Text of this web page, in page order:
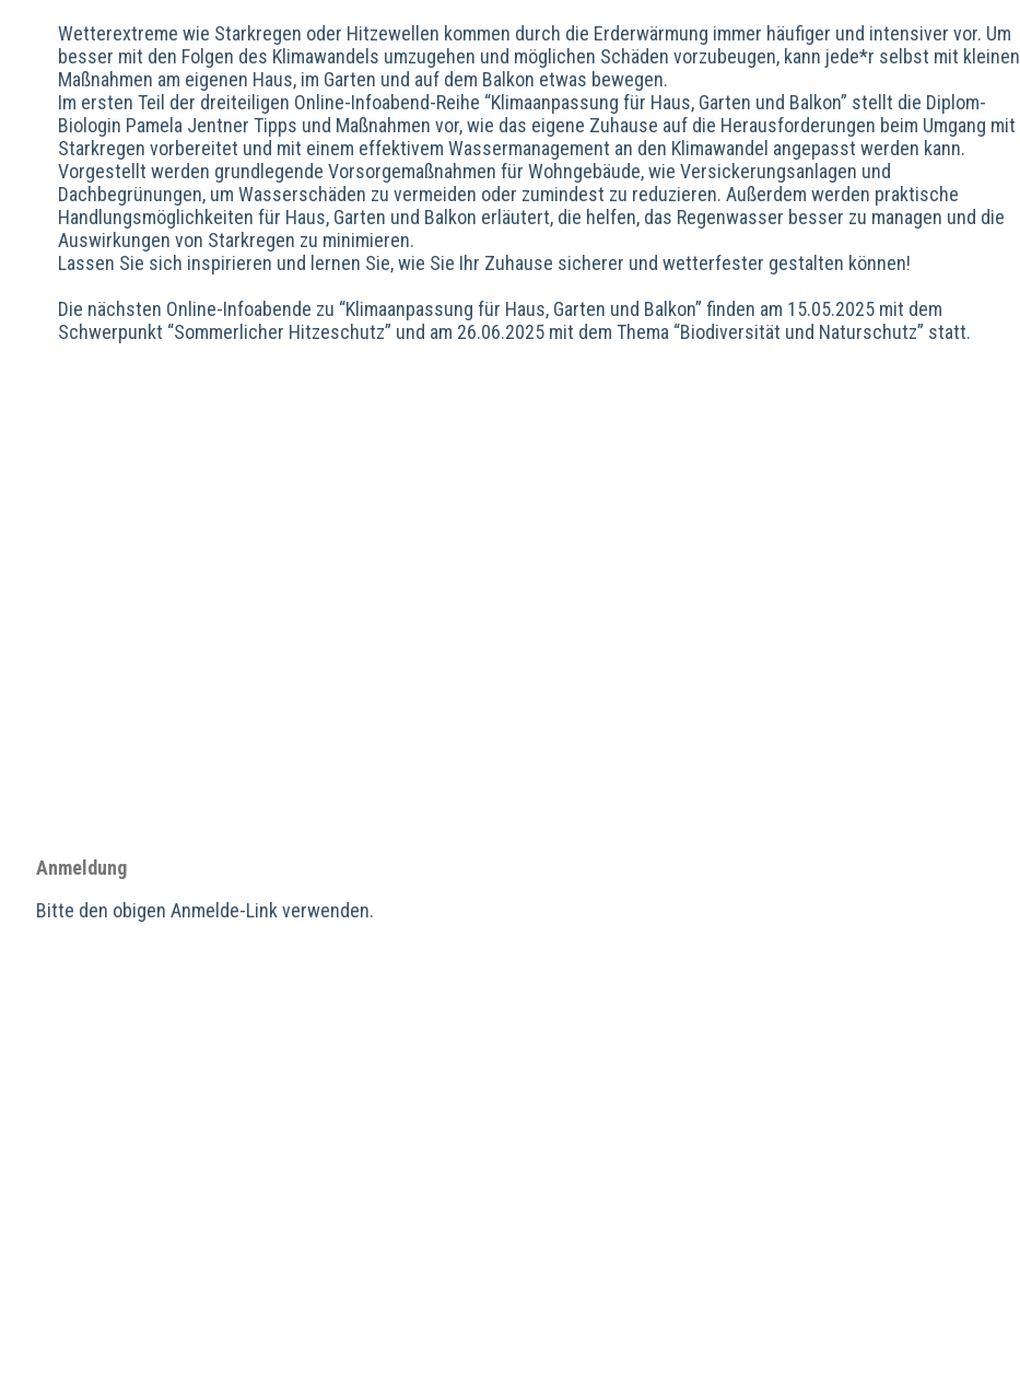
Wetterextreme wie Starkregen oder Hitzewellen kommen durch die Erderwärmung immer häufiger und intensiver vor. Um
besser mit den Folgen des Klimawandels umzugehen und möglichen Schäden vorzubeugen, kann jede*r selbst mit kleinen
Maßnahmen am eigenen Haus, im Garten und auf dem Balkon etwas bewegen.
Im ersten Teil der dreiteiligen Online-Infoabend-Reihe “Klimaanpassung für Haus, Garten und Balkon” stellt die Diplom-
Biologin Pamela Jentner Tipps und Maßnahmen vor, wie das eigene Zuhause auf die Herausforderungen beim Umgang mit
Starkregen vorbereitet und mit einem effektivem Wassermanagement an den Klimawandel angepasst werden kann.
Vorgestellt werden grundlegende Vorsorgemaßnahmen für Wohngebäude, wie Versickerungsanlagen und
Dachbegrünungen, um Wasserschäden zu vermeiden oder zumindest zu reduzieren. Außerdem werden praktische
Handlungsmöglichkeiten für Haus, Garten und Balkon erläutert, die helfen, das Regenwasser besser zu managen und die
Auswirkungen von Starkregen zu minimieren.
Lassen Sie sich inspirieren und lernen Sie, wie Sie Ihr Zuhause sicherer und wetterfester gestalten können!
Die nächsten Online-Infoabende zu “Klimaanpassung für Haus, Garten und Balkon” finden am 15.05.2025 mit dem
Schwerpunkt “Sommerlicher Hitzeschutz” und am 26.06.2025 mit dem Thema “Biodiversität und Naturschutz” statt.
Anmeldung
Bitte den obigen Anmelde-Link verwenden.